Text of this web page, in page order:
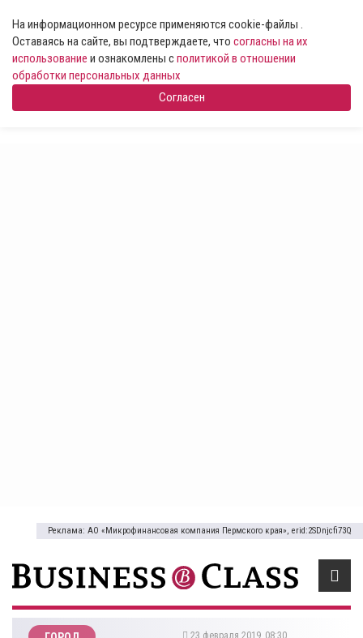
На информационном ресурсе применяются cookie-файлы .
Оставаясь на сайте, вы подтверждаете, что согласны на их
использование и ознакомлены сполитикой в отношении
обработки персональных данных
Согласен
Реклама: АО «Микрофинансовая компания Пермского края», erid:2SDnjcfi73Q
23 февраля 2019, 08:30